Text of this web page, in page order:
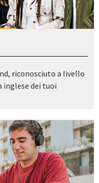
riconosciuto a livello
dei tuoi